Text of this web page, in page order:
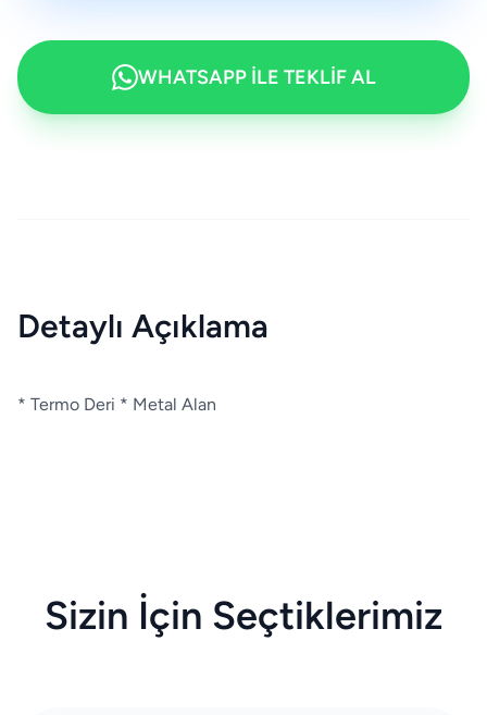
WHATSAPP İLE TEKLİF AL
Detaylı Açıklama
* Termo Deri * Metal Alan
Sizin İçin Seçtiklerimiz